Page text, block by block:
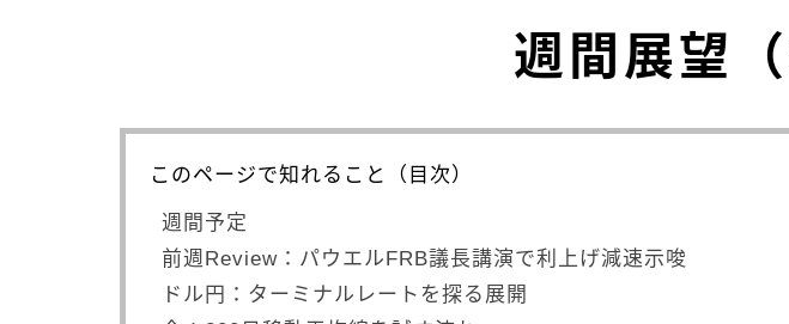
週間展望
このページで知れること（目次）
週間予定
前週Review：パウエルFRB議長講演で利上げ減速示唆
ドル円：ターミナルレートを探る展開